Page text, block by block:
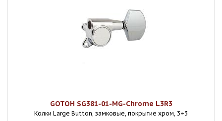
GOTOH SG381-01-MG-Chrome L3R3
Колки Large Button, замковые, покрытие хром, 3+3